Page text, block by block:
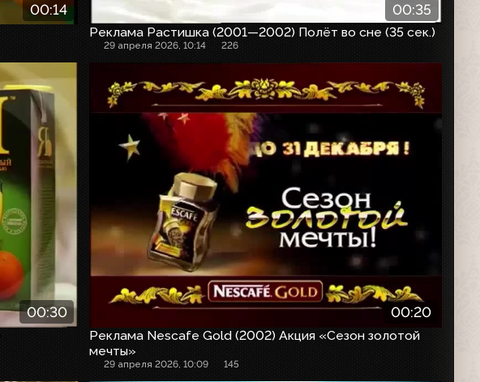
00:14 00:35
Реклама Растишка (2001—2002) Полёт во сне (35 сек.)
29 апреля 2026, 10:14 226
00:30 00:20
Реклама Nescafe Gold (2002) Акция «Сезон золотой
мечты»
29 апреля 2026, 10:09 145